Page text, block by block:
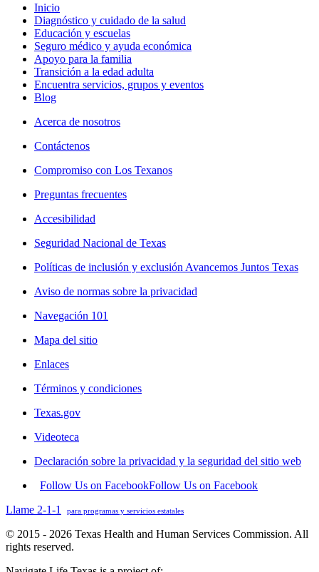
Inicio
Diagnóstico y cuidado de la salud
Educación y escuelas
Seguro médico y ayuda económica
Apoyo para la familia
Transición a la edad adulta
Encuentra servicios, grupos y eventos
Blog
Acerca de nosotros
Contáctenos
Compromiso con Los Texanos
Preguntas frecuentes
Accesibilidad
Seguridad Nacional de Texas
Políticas de inclusión y exclusión Avancemos Juntos Texas
Aviso de normas sobre la privacidad
Navegación 101
Mapa del sitio
Enlaces
Términos y condiciones
Texas.gov
Videoteca
Declaración sobre la privacidad y la seguridad del sitio web
Follow Us on FacebookFollow Us on Facebook
Llame 2-1-1
para programas y servicios estatales
© 2015 - 2026 Texas Health and Human Services Commission. All
rights reserved.